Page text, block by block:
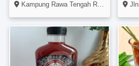
Kampung Rawa Tengah Rt 011 Rw 006 No. 33 Dekat Puskesmas Kelurahan Galur Rumah Pak Jujum